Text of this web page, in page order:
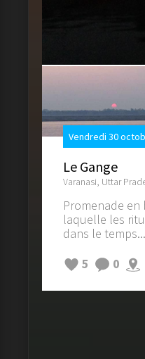
Vendredi 30
Le Gange
Varanasi, Uttar
Promenade
laquelle les
dans le temps...
5
0